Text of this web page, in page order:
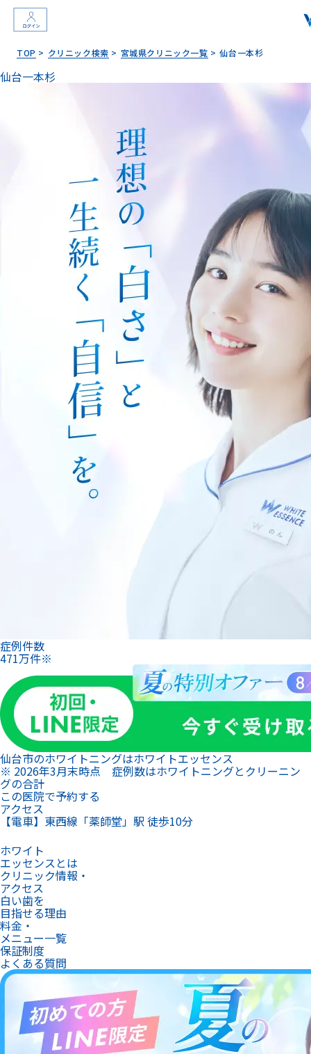
TOP クリニック検索 宮城県クリニック一覧 仙台一本杉
仙台一本杉
症例件数
471万件※
仙台市のホワイトニングはホワイトエッセンス
※ 2026年3月末時点 症例数はホワイトニングとクリーニン
グの合計
この医院で予約する
アクセス
【電車】東西線「薬師堂」駅 徒歩10分
ホワイト
エッセンスとは
クリニック情報・
アクセス
白い歯を
目指せる理由
料金・
メニュー一覧
保証制度
よくある質問